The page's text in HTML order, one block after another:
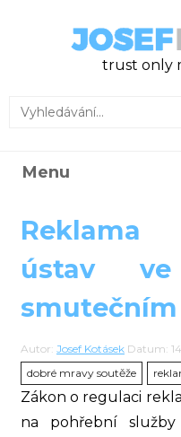
trust only
Menu
Reklama
ústav
Autor: Josef Kotásek Datum:
dobré mravy soutěže
Zákon o regulaci
na pohřební služby